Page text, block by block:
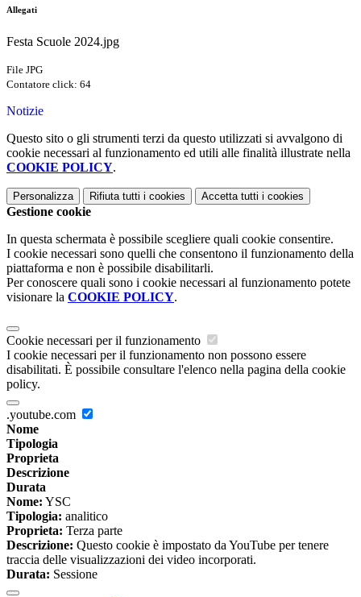
Allegati
Festa Scuole 2024.jpg
File JPG
Contatore click: 64
Notizie
Questo sito o gli strumenti terzi da questo utilizzati si avvalgono di
cookie necessari al funzionamento ed utili alle finalità illustrate nella
COOKIE POLICY.
Personalizza Rifiuta tutti i cookies Accetta tutti i cookies
Gestione cookie
In questa schermata è possibile scegliere quali cookie consentire.
I cookie necessari sono quelli che consentono il funzionamento della
piattaforma e non è possibile disabilitarli.
Per conoscere quali sono i cookie necessari al funzionamento potete
visionare la COOKIE POLICY.
Cookie necessari per il funzionamento
I cookie necessari per il funzionamento non possono essere
disabilitati. È possibile consultare l'elenco nella pagina della cookie
policy.
.youtube.com
Nome
Tipologia
Proprieta
Descrizione
Durata
Nome: YSC
Tipologia: analitico
Proprieta: Terza parte
Descrizione: Questo cookie è impostato da YouTube per tenere
traccia delle visualizzazioni dei video incorporati.
Durata: Sessione